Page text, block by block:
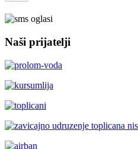
Naši prijatelji